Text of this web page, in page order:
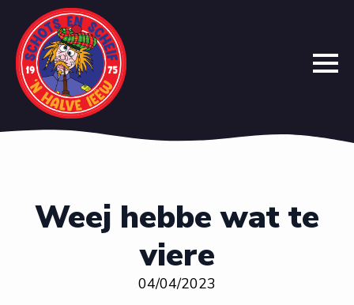
Weej hebbe wat te
viere
04/04/2023